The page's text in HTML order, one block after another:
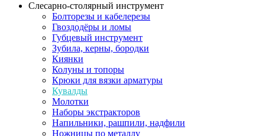
Слесарно-столярный инструмент
Болторезы и кабелерезы
Гвоздодёры и ломы
Губцевый инструмент
Зубила, керны, бородки
Киянки
Колуны и топоры
Крюки для вязки арматуры
Кувалды
Молотки
Наборы экстракторов
Напильники, рашпили, надфили
Ножницы по металлу